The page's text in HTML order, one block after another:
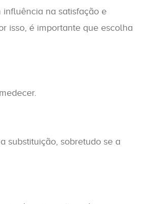
influência na satisfação e
isso, é importante que escolha
substituição, sobretudo se a